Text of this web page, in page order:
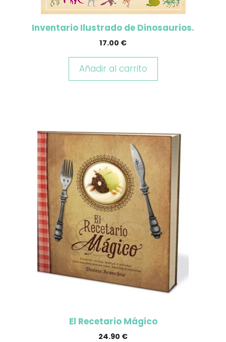
Inventario Ilustrado de Dinosaurios.
17.00 €
Añadir al carrito
El Recetario Mágico
24.90 €